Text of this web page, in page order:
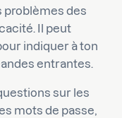
problèmes des
Il peut
indiquer à ton
entrantes.
sur les
mots de passe,